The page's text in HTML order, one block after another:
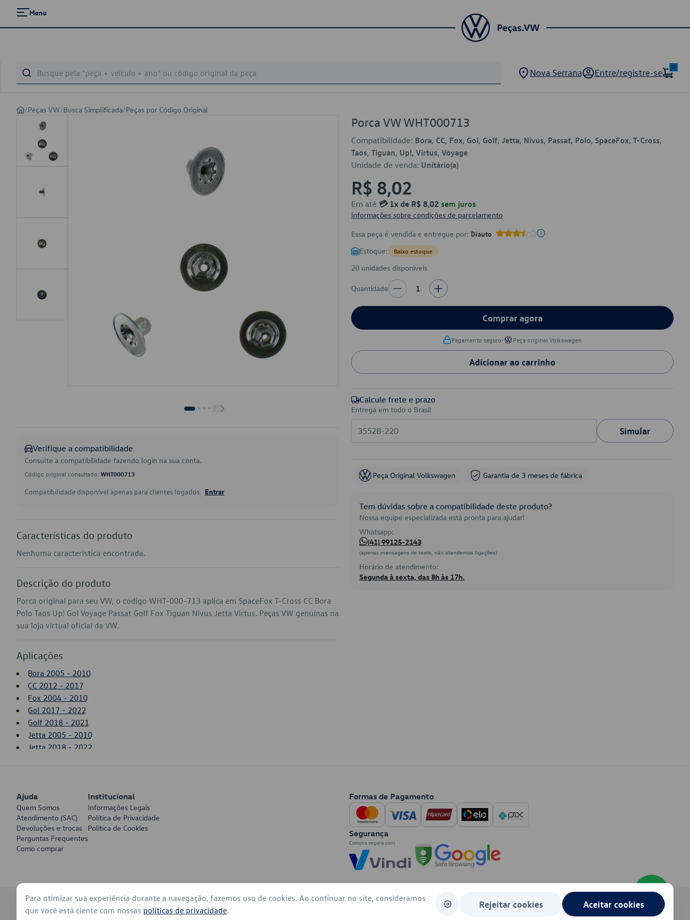
Menu
Nova Serrana Entre/registre-se
0
/Peças VW/Busca Simplificada/Peças por Código Original
Verifique a compatibilidade
Consulte a compatibilidade fazendo login na sua conta.
Código original consultado: WHT000713
Compatibilidade disponível apenas para clientes logados. Entrar
Características do produto
Nenhuma característica encontrada.
Descrição do produto
Porca original para seu VW, o código WHT-000-713 aplica em SpaceFox T-Cross CC Bora
Polo Taos Up! Gol Voyage Passat Golf Fox Tiguan Nivus Jetta Virtus. Peças VW genuínas na
sua loja virtual oficial da VW.
Aplicações
Bora 2005 - 2010
CC 2012 - 2017
Fox 2004 - 2010
Gol 2017 - 2022
Golf 2018 - 2021
Jetta 2005 - 2010
Jetta 2018 - 2022
Polo 2018 - 2022
SpaceFox 2006 - 2010
T-Cross 2020 - 2022
Taos 2021 - 2022
Tiguan 2008 - 2011
Voyage 2017 - 2022
Porca VW WHT000713
Compatibilidade: Bora, CC, Fox, Gol, Golf, Jetta, Nivus, Passat, Polo, SpaceFox, T-Cross,
Taos, Tiguan, Up!, Virtus, Voyage
Unidade de venda: Unitário(a)
R$ 8,02
Em até 💳 1x de R$ 8,02 sem juros
Informações sobre condições de parcelamento
Essa peça é vendida e entregue por: Diauto
Estoque: Baixo estoque
20 unidades disponíveis
Quantidade 1
Comprar agora
Pagamento seguro• Peça original Volkswagen
Adicionar ao carrinho
Calcule frete e prazo
Entrega em todo o Brasil
Simular
Peça Original Volkswagen Garantia de 3 meses de fábrica
Tem dúvidas sobre a compatibilidade deste produto?
Nossa equipe especializada está pronta para ajudar!
Whatsapp:
(41) 99125-2143
(apenas mensagens de texto, não atendemos ligações)
Horário de atendimento:
Segunda à sexta, das 8h às 17h.
Ajuda
Quem Somos
Atendimento (SAC)
Devoluções e trocas
Perguntas Frequentes
Como comprar
Institucional
Informações Legais
Política de Privacidade
Política de Cookies
Formas de Pagamento
Segurança
© 2026 - Volkswagen do Brasil - Todos os direitos reservados
Para otimizar sua experiência durante a navegação, fazemos uso de cookies. Ao continuar no site, consideramos
que você está ciente com nossas políticas de privacidade.
Rejeitar cookies Aceitar cookies